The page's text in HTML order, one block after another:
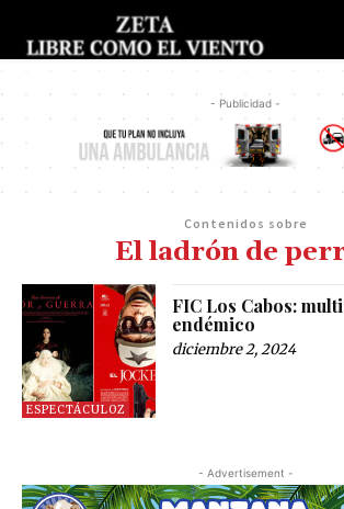
- Publicidad -
Contenidos sobre
El ladrón de
ESPECTÁCULOZ
FIC Los Cabos:
endémico
diciembre 2, 2024
- Advertisement -